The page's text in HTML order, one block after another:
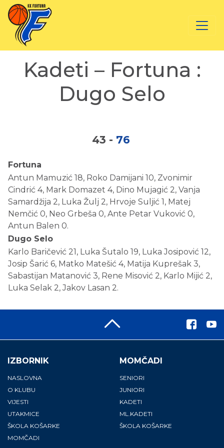
Kadeti – Fortuna :
Dugo Selo
43 - 76
Fortuna
Antun Mamuzić 18, Roko Damijani 10, Zvonimir
Cindrić 4, Mark Domazet 4, Dino Mujagić 2, Vanja
Samardžija 2, Luka Žulj 2, Hrvoje Suljić 1, Matej
Nemčić 0, Neo Grbeša 0, Ante Petar Vuković 0,
Antun Balen 0.
Dugo Selo
Karlo Baričević 21, Luka Šutalo 19, Luka Josipović 12,
Josip Šarić 6, Matko Matešić 4, Matija Kuprešak 3,
Sabastijan Matanović 3, Rene Misović 2, Karlo Mijić 2,
Luka Selak 2, Jakov Lasan 2.
IZBORNIK
NASLOVNA
O KLUBU
VIJESTI
UTAKMICE
ŠKOLA KOŠARKE
MOMČADI
MOMČADI
SENIORI
JUNIORI
KADETI
ML.KADETI
ŠKOLA KOŠARKE